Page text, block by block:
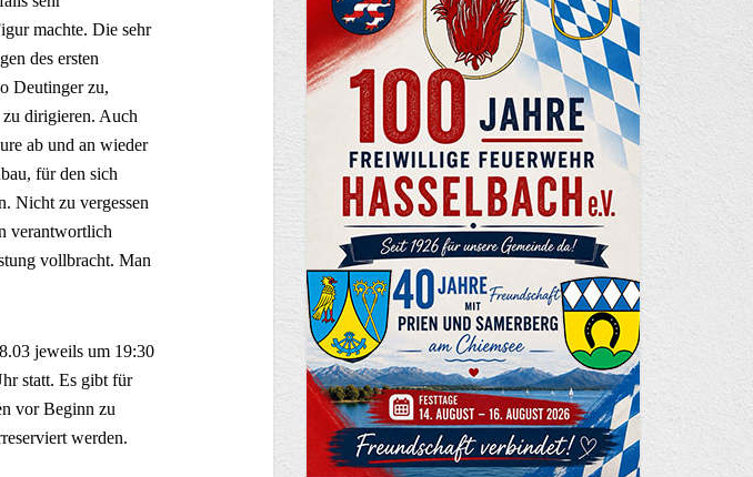
machte. Die sehr
des ersten
Deutinger zu,
zu dirigieren. Auch
ab und an wieder
für den sich
Nicht zu vergessen
verantwortlich
vollbracht. Man
jeweils um 19:30
statt. Es gibt für
vor Beginn zu
werden.